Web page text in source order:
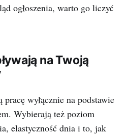
ogłoszenia, warto go liczyć
na Twoją
wyłącznie na podstawie
Wybierają też poziom
elastyczność dnia i to, jak